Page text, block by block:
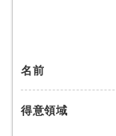
名前
得意領域